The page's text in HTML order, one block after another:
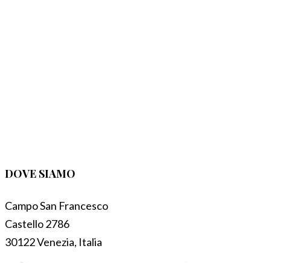
DOVE SIAMO
Campo San Francesco
Castello 2786
30122 Venezia, Italia